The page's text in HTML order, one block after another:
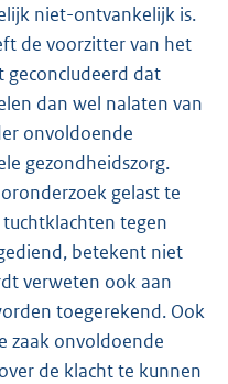
niet-ontvankelijk is.
de voorzitter van het
geconcludeerd dat
dan wel nalaten van
onvoldoende
gezondheidszorg.
gelast te
tegen
betekent niet
verweten ook aan
toegerekend. Ook
zaak onvoldoende
de klacht te kunnen